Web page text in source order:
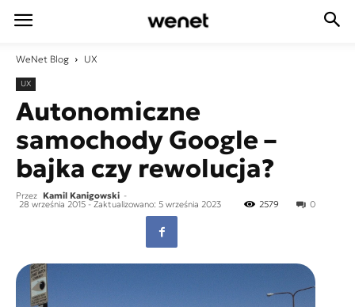
WeNet Blog UX
UX
Autonomiczne
samochody Google –
bajka czy rewolucja?
Przez Kamil Kanigowski -
28 września 2015 - Zaktualizowano: 5 września 2023 0
2579